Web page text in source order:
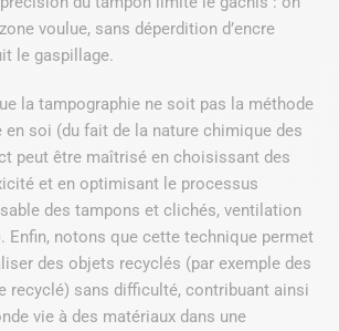
voulue, sans déperdition d’encre
le gaspillage.
la tampographie ne soit pas la méthode
en soi (du fait de la nature chimique des
peut être maîtrisé en choisissant des
et en optimisant le processus
des tampons et clichés, ventilation
Enfin, notons que cette technique permet
des objets recyclés (par exemple des
recyclé) sans difficulté, contribuant ainsi
vie à des matériaux dans une